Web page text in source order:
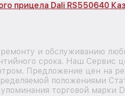
прицела Dali RS550640
и обслуживанию
срока. Наш Сервис
Предложение цен на
положениями
торговой марки